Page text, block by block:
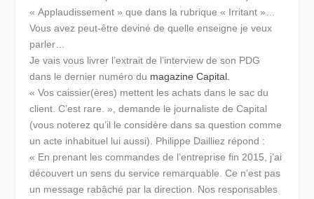
« Applaudissement » que dans la rubrique « Irritant »…
Vous avez peut-être deviné de quelle enseigne je veux
parler…
Je vais vous livrer l’extrait de l’interview de son PDG
dans le dernier numéro du magazine Capital.
« Vos caissier(ères) mettent les achats dans le sac du
client. C’est rare. », demande le journaliste de Capital
(vous noterez qu’il le considère dans sa question comme
un acte inhabituel lui aussi). Philippe Dailliez répond :
« En prenant les commandes de l’entreprise fin 2015, j’ai
découvert un sens du service remarquable. Ce n’est pas
un message rabâché par la direction. Nos responsables